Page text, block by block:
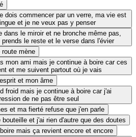
dois commencer par un verre, ma vie est
et je ne veux pas y penser
dans le miroir et ne bronche même pas,
le reste et le verse dans l'évier
mène
mon ami mais je continue à boire car ces
et me suivent partout où je vais
et mon âme
froid mais je continue à boire car j'ai
de ne pas être seul
et ma fierté refuse que j'en parle
et j'ai rien d'autre que des doutes
mais ça revient encore et encore